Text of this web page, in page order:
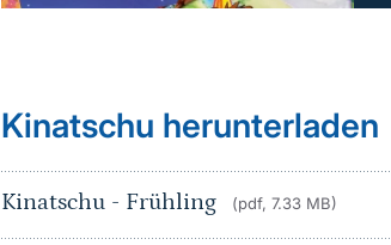
Kinatschu herunterladen
Kinatschu - Frühling (pdf, 7.33 MB)